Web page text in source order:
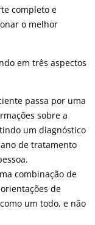
completo e
o melhor
em três aspectos
passa por uma
sobre a
um diagnóstico
de tratamento
combinação de
de
um todo, e não